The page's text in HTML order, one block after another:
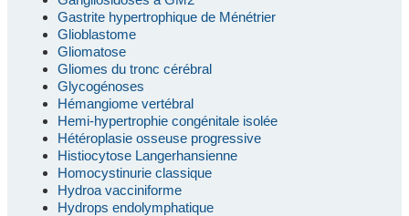
Gastrite hypertrophique de Ménétrier
Glioblastome
Gliomatose
Gliomes du tronc cérébral
Glycogénoses
Hémangiome vertébral
Hemi-hypertrophie congénitale isolée
Hétéroplasie osseuse progressive
Histiocytose Langerhansienne
Homocystinurie classique
Hydroa vacciniforme
Hydrops endolymphatique